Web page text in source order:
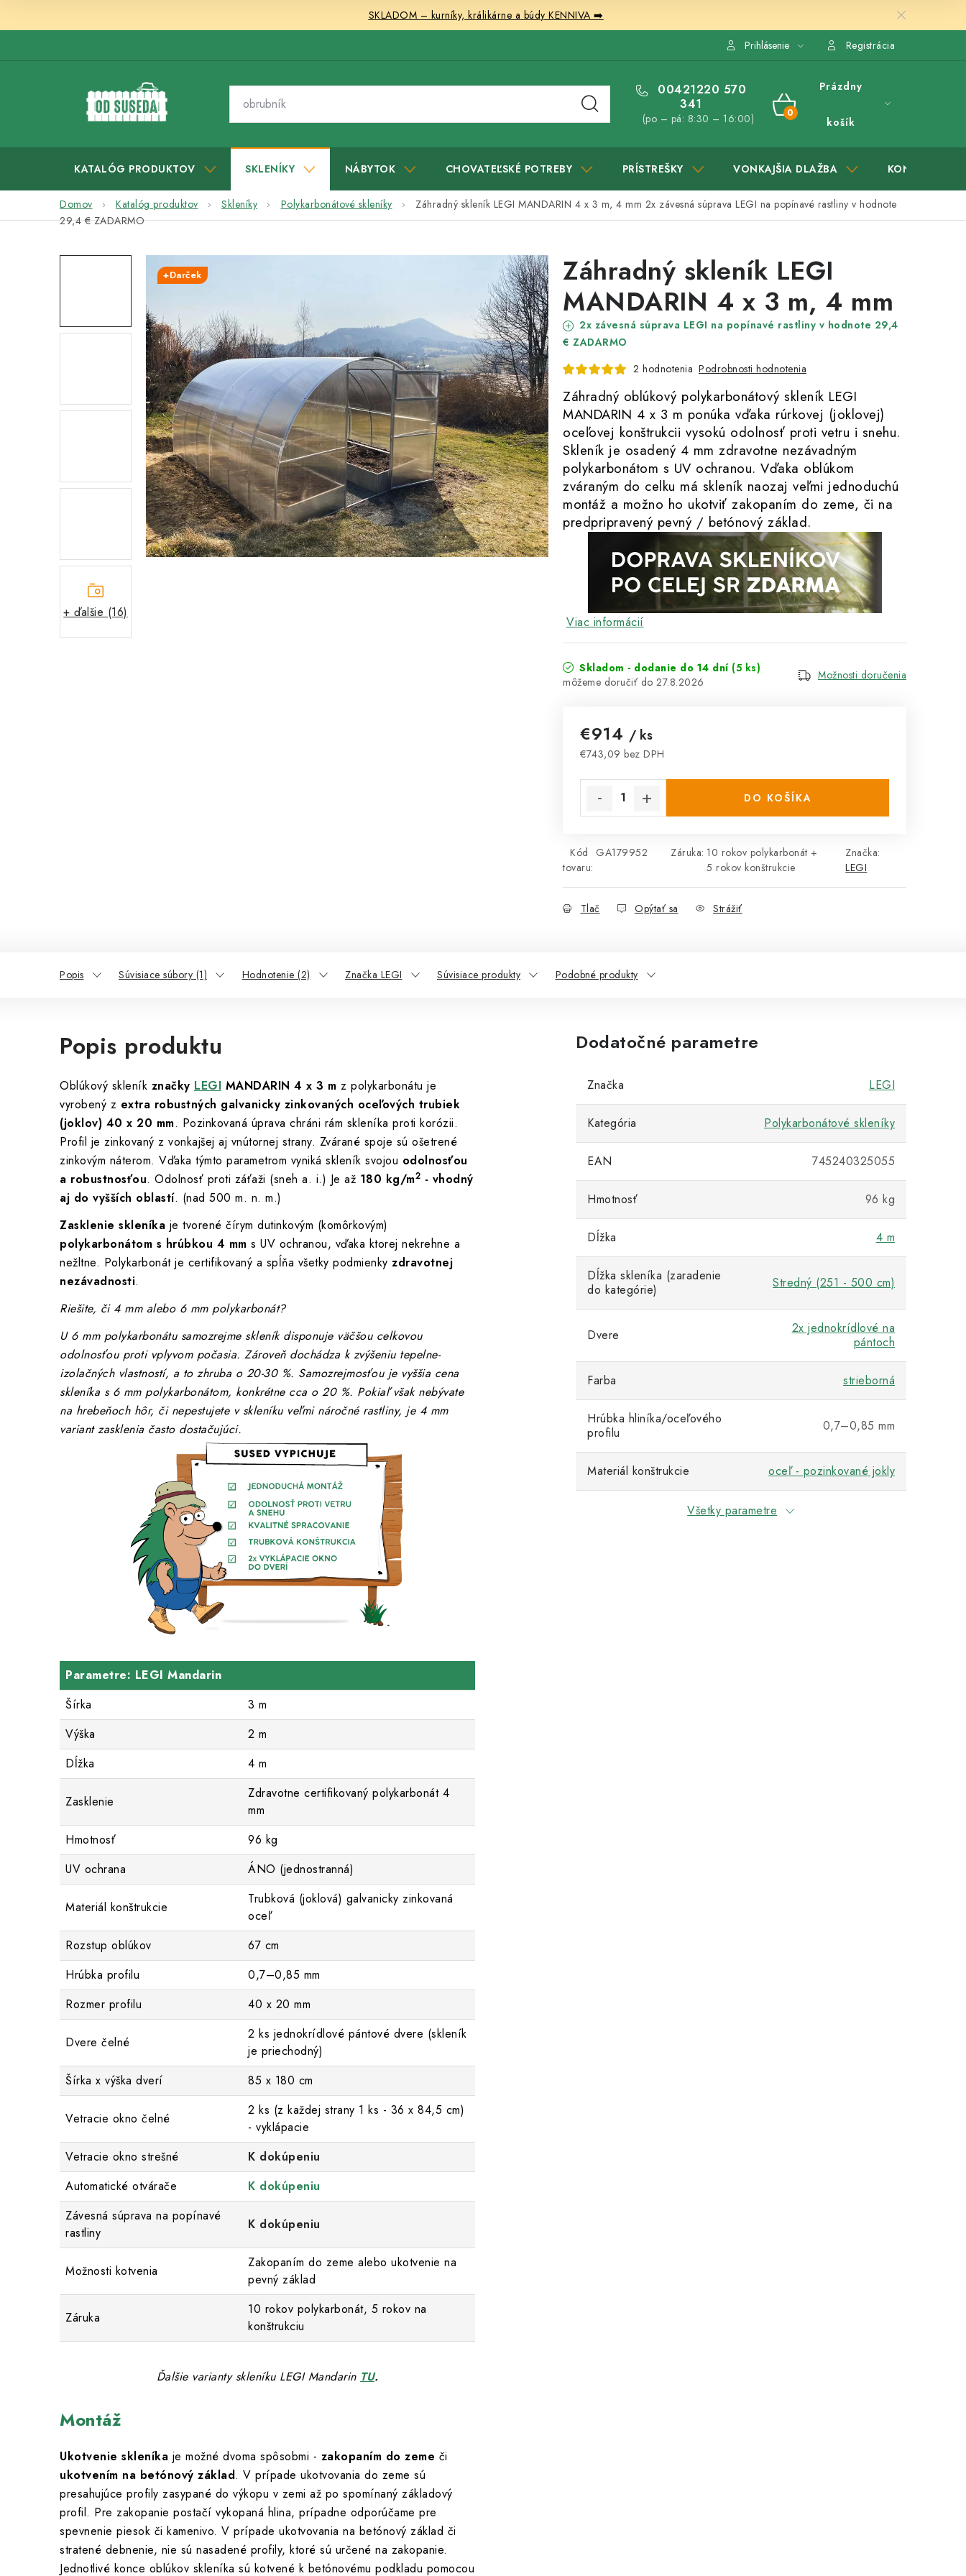
SKLADOM – kurníky, králikárne a búdy KENNIVA ➡️
Prihlásenie Registrácia
00421220 570
341
(po – pá: 8:30 – 16:00)
NÁKUPNÝ
Prázdny
košík
KATALÓG PRODUKTOV SKLENÍKY NÁBYTOK CHOVATEĽSKÉ POTREBY PRÍSTREŠKY VONKAJŠIA DLAŽBA KONTAKTY
Domov Katalóg produktov Skleníky Polykarbonátové skleníky Záhradný skleník LEGI MANDARIN 4 x 3 m, 4 mm 2x závesná súprava LEGI na popínavé rastliny v hodnote
29,4 € ZADARMO
+ ďalšie (16)
Záhradný skleník LEGI
MANDARIN 4 x 3 m, 4 mm
2x závesná súprava LEGI na popínavé rastliny v hodnote 29,4
€ ZADARMO
2 hodnotenia Podrobnosti hodnotenia
Záhradný oblúkový polykarbonátový skleník LEGI
MANDARIN 4 x 3 m ponúka vďaka rúrkovej (joklovej)
oceľovej konštrukcii vysokú odolnosť proti vetru i snehu.
Skleník je osadený 4 mm zdravotne nezávadným
polykarbonátom s UV ochranou. Vďaka oblúkom
zváraným do celku má skleník naozaj veľmi jednoduchú
montáž a možno ho ukotviť zakopaním do zeme, či na
predpripravený pevný / betónový základ.
Viac informácií
Skladom - dodanie do 14 dní (5 ks)
27.8.2026
Možnosti doručenia
€914 / ks
€743,09 bez DPH
DO KOŠÍKA
Kód
tovaru:
GA179952 Záruka: 10 rokov polykarbonát +
5 rokov konštrukcie
Značka:
LEGI
Tlač Opýtať sa Strážiť
+Darček
Popis Súvisiace súbory (1) Hodnotenie (2) Značka LEGI Súvisiace produkty Podobné produkty
Popis produktu
Oblúkový skleník značky LEGI MANDARIN 4 x 3 m z polykarbonátu je
vyrobený z extra robustných galvanicky zinkovaných oceľových trubiek
(joklov) 40 x 20 mm. Pozinkovaná úprava chráni rám skleníka proti korózii.
Profil je zinkovaný z vonkajšej aj vnútornej strany. Zvárané spoje sú ošetrené
zinkovým náterom. Vďaka týmto parametrom vyniká skleník svojou odolnosťou
a robustnosťou. Odolnosť proti záťaži (sneh a. i.) Je až 180 kg/m2 - vhodný
aj do vyšších oblastí. (nad 500 m. n. m.)
Zasklenie skleníka je tvorené čírym dutinkovým (komôrkovým)
polykarbonátom s hrúbkou 4 mm s UV ochranou, vďaka ktorej nekrehne a
nežltne. Polykarbonát je certifikovaný a spĺňa všetky podmienky zdravotnej
nezávadnosti.
Riešite, či 4 mm alebo 6 mm polykarbonát?
U 6 mm polykarbonátu samozrejme skleník disponuje väčšou celkovou
odolnosťou proti vplyvom počasia. Zároveň dochádza k zvýšeniu tepelne-
izolačných vlastností, a to zhruba o 20-30 %. Samozrejmosťou je vyššia cena
skleníka s 6 mm polykarbonátom, konkrétne cca o 20 %. Pokiaľ však nebývate
na hrebeňoch hôr, či nepestujete v skleníku veľmi náročné rastliny, je 4 mm
variant zasklenia často dostačujúci.
Parametre: LEGI Mandarin
Šírka
3 m
Výška
2 m
Dĺžka
4 m
Zasklenie
Zdravotne certifikovaný polykarbonát 4
mm
Hmotnosť
96 kg
UV ochrana
ÁNO (jednostranná)
Materiál konštrukcie
Trubková (joklová) galvanicky zinkovaná
oceľ
Rozstup oblúkov
67 cm
Hrúbka profilu
0,7–0,85 mm
Rozmer profilu
40 x 20 mm
Dvere čelné
2 ks jednokrídlové pántové dvere (skleník
je priechodný)
Šírka x výška dverí
85 x 180 cm
Vetracie okno čelné
2 ks (z každej strany 1 ks - 36 x 84,5 cm)
- vyklápacie
Vetracie okno strešné
K dokúpeniu
Automatické otvárače
K dokúpeniu
Závesná súprava na popínavé
rastliny
K dokúpeniu
Možnosti kotvenia
Zakopaním do zeme alebo ukotvenie na
pevný základ
Záruka
10 rokov polykarbonát, 5 rokov na
konštrukciu
Ďalšie varianty skleníku LEGI Mandarin TU.
Montáž
Ukotvenie skleníka je možné dvoma spôsobmi - zakopaním do zeme či
ukotvením na betónový základ. V prípade ukotvovania do zeme sú
presahujúce profily zasypané do výkopu v zemi až po spomínaný základový
profil. Pre zakopanie postačí vykopaná hlina, prípadne odporúčame pre
spevnenie piesok či kamenivo. V prípade ukotvovania na betónový základ či
stratené debnenie, nie sú nasadené profily, ktoré sú určené na zakopanie.
Jednotlivé konce oblúkov skleníka sú kotvené k betónovému podkladu pomocou
Dodatočné parametre
Značka LEGI
Kategória Polykarbonátové skleníky
EAN 745240325055
Hmotnosť 96 kg
Dĺžka 4 m
Dĺžka skleníka (zaradenie
do kategórie)
Stredný (251 - 500 cm)
Dvere
2x jednokrídlové na
pántoch
Farba strieborná
Hrúbka hliníka/oceľového
profilu
0,7–0,85 mm
Materiál konštrukcie oceľ - pozinkované jokly
Všetky parametre